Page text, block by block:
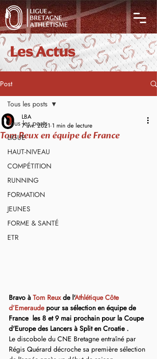
Les Actus
Post
Tous les posts
LIGUE
HAUT-NIVEAU
COMPÉTITION
RUNNING
FORMATION
JEUNES
FORME & SANTÉ
ETR
Tous les posts
Tom Reux en équipe de France
LBA
7 avr. 2021 1 min de lecture
Bravo à Tom Reux de l'Athlétique Côte
d’Emeraude pour sa sélection en équipe de
France  les 8 et 9 mai prochain pour la Coupe
d'Europe des Lancers à Split en Croatie .
Le discobole du CNE Bretagne entraîné par
Régis Quérard décroche sa première sélection